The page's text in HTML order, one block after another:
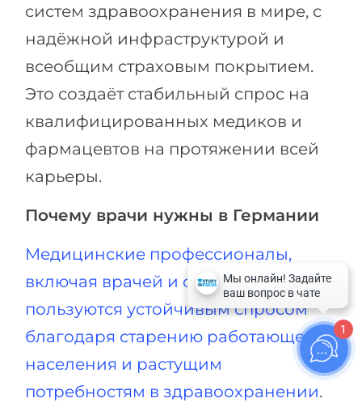
систем здравоохранения в мире, с
надёжной инфраструктурой и
всеобщим страховым покрытием.
Это создаёт стабильный спрос на
квалифицированных медиков и
фармацевтов на протяжении всей
карьеры.
Почему врачи нужны в Германии
Медицинские профессионалы,
включая врачей и фармацевтов,
пользуются устойчивым спросом
благодаря старению работающего
населения и растущим
потребностям в здравоохранении.
1